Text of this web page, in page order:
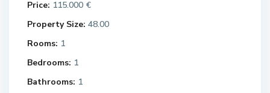
Price: 115.000 €
Property Size: 48.00
Rooms: 1
Bedrooms: 1
Bathrooms: 1